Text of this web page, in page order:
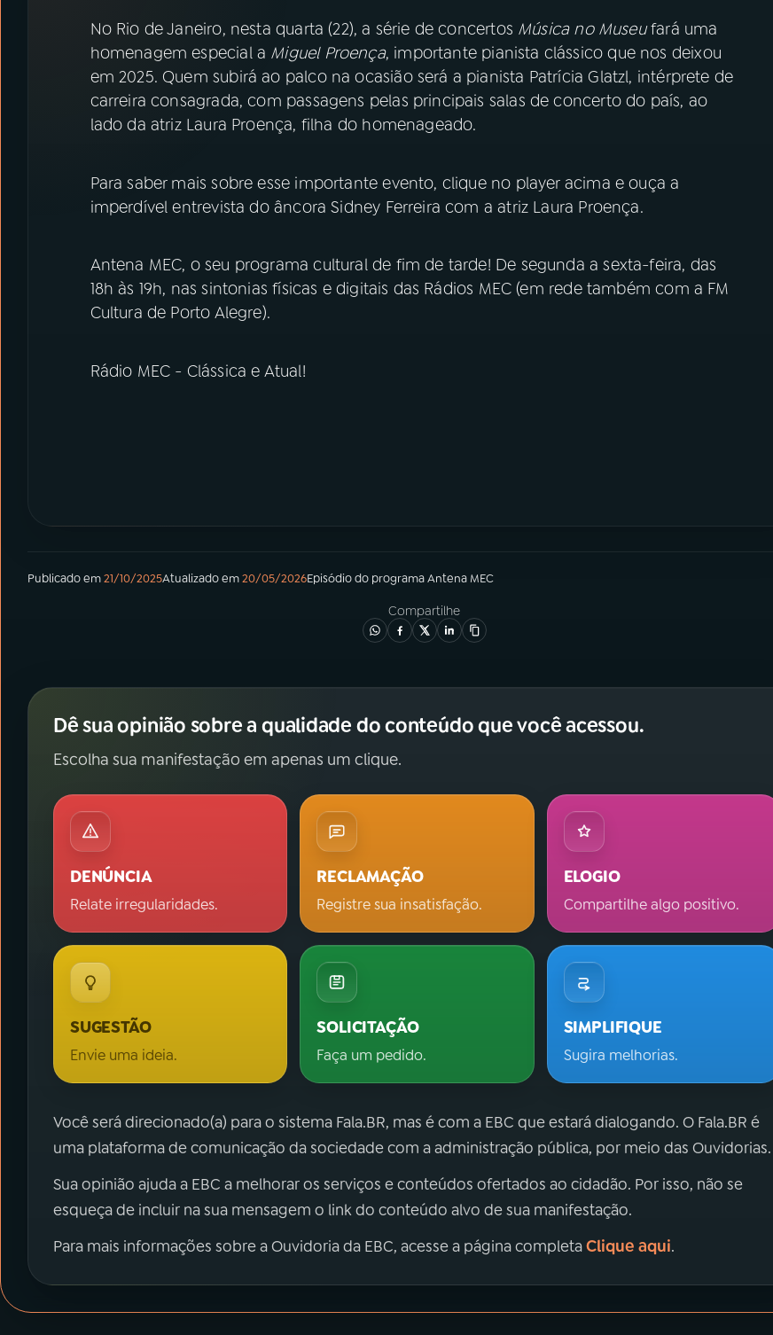
ACOMPANHE A RÁDIO MEC
Facebook
No Rio de Janeiro, nesta quarta (22), a série de concertos Música no Museufará uma
homenagem especial a Miguel Proença, importante pianista clássico que nos deixou
em 2025. Quem subirá ao palco na ocasião será a pianista Patrícia Glatzl, intérprete de
carreira consagrada, com passagens pelas principais salas de concerto do país, ao
lado da atriz Laura Proença, filha do homenageado.
Para saber mais sobre esse importante evento, clique no player acima e ouça a
imperdível entrevista do âncora Sidney Ferreira com a atriz Laura Proença.
Antena MEC, o seu programa cultural de fim de tarde! De segunda a sexta-feira, das
18h às 19h, nas sintonias físicas e digitais das Rádios MEC (em rede também com a FM
Cultura de Porto Alegre).
Rádio MEC - Clássica e Atual!
Publicado em21/10/2025Atualizado em20/05/2026Episódiodo programaAntena MEC
Compartilhe
Dê sua opinião sobre a qualidade do conteúdo que você acessou.
Escolha sua manifestação em apenas um clique.
DENÚNCIA
Relate irregularidades.
RECLAMAÇÃO
Registre sua insatisfação.
ELOGIO
Compartilhe algo positivo.
SUGESTÃO
Envie uma ideia.
SOLICITAÇÃO
Faça um pedido.
SIMPLIFIQUE
Sugira melhorias.
Você será direcionado(a) para o sistema Fala.BR, mas é com a EBC que estará dialogando. O Fala.BR é
uma plataforma de comunicação da sociedade com a administração pública, por meio das Ouvidorias.
Sua opinião ajuda a EBC a melhorar os serviços e conteúdos ofertados ao cidadão. Por isso, não se
esqueça de incluir na sua mensagem o link do conteúdo alvo de sua manifestação.
Para mais informações sobre a Ouvidoria da EBC, acesse a página completaClique aqui.